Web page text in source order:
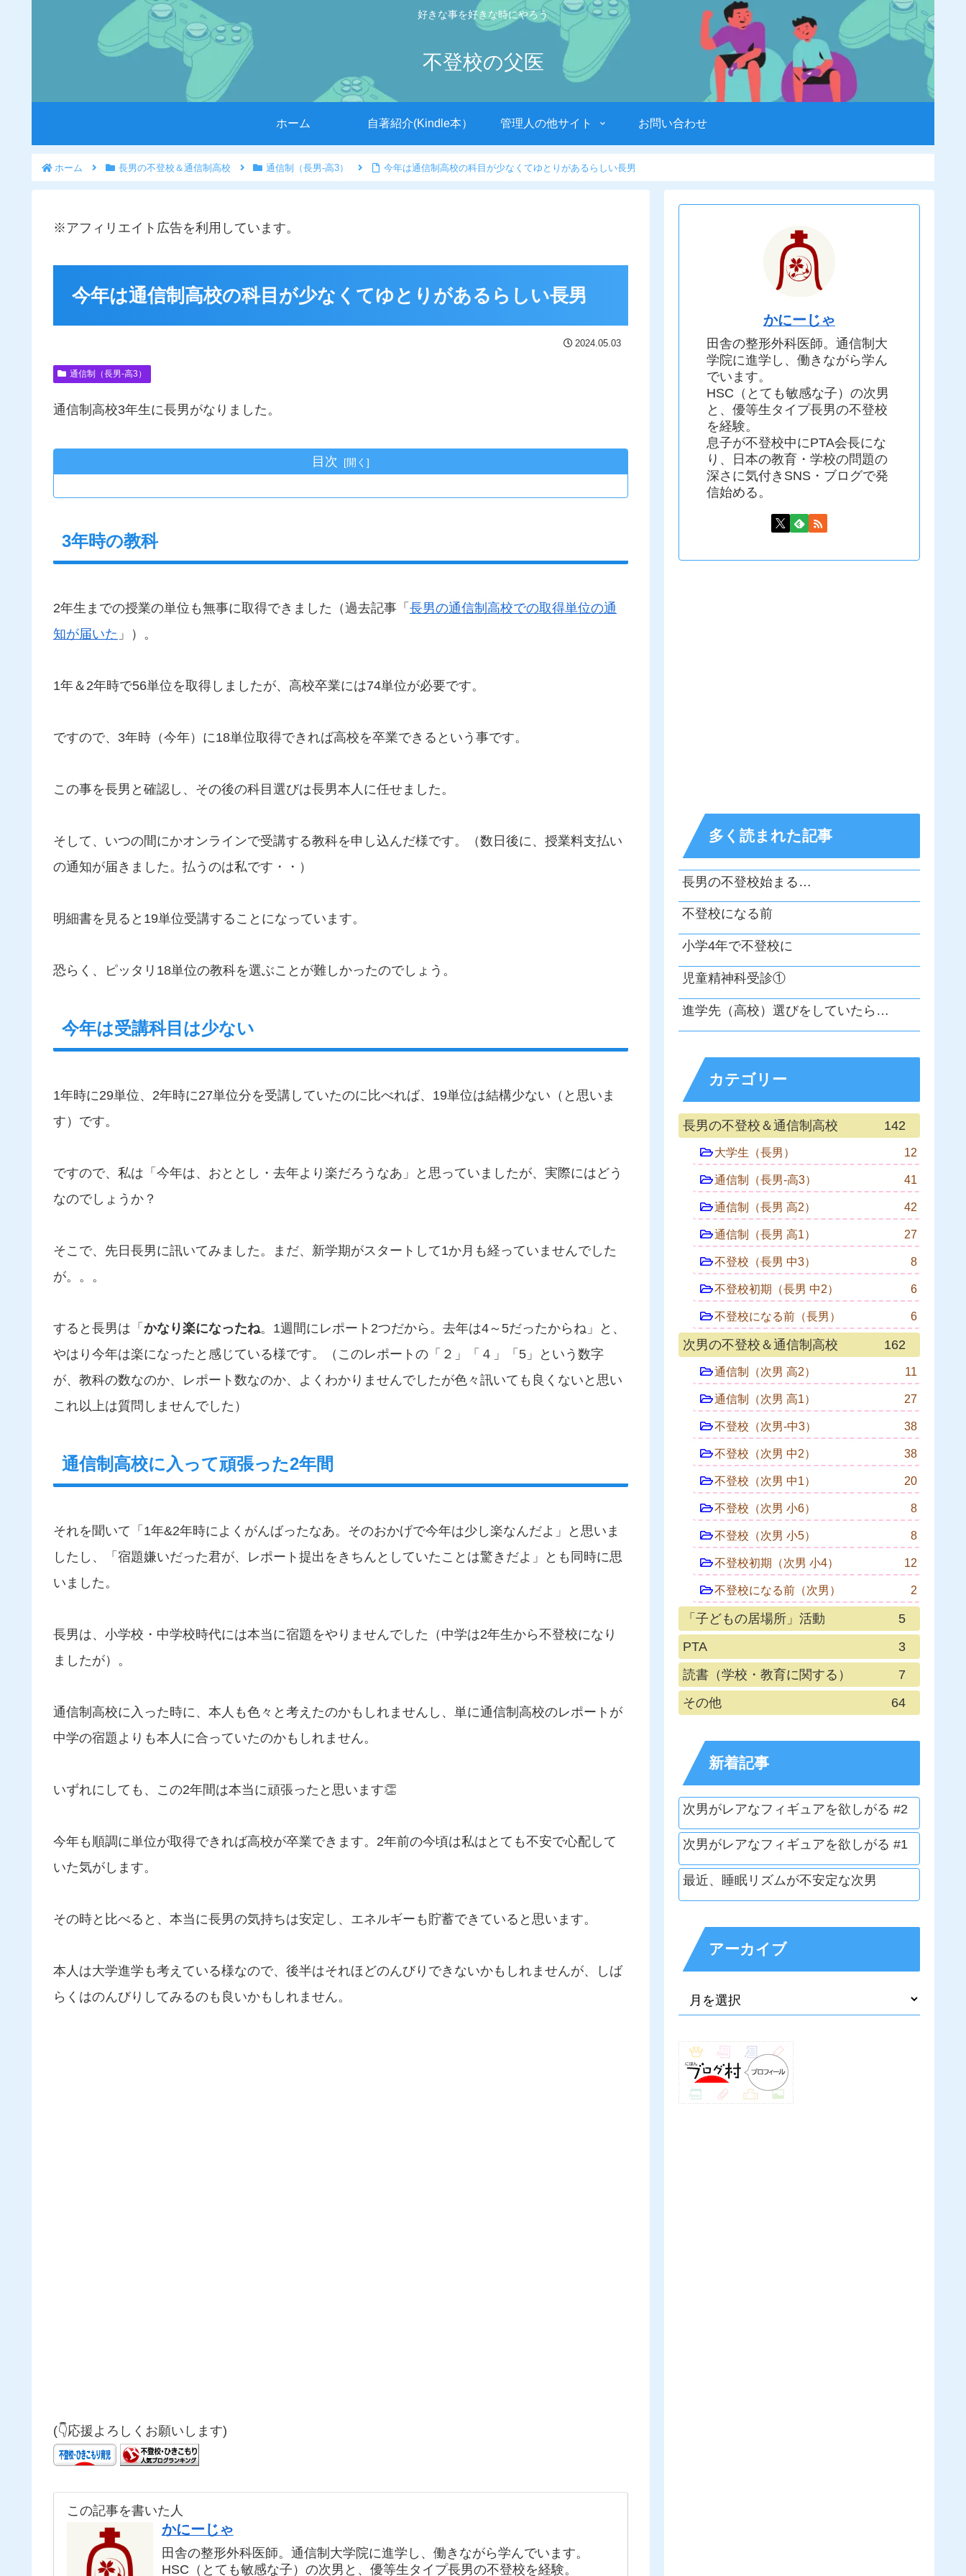
好きな事を好きな時にやろう
不登校の父医
ホーム 自著紹介(Kindle本） 管理人の他サイト お問い合わせ
ホーム 長男の不登校＆通信制高校 通信制（長男-高3） 今年は通信制高校の科目が少なくてゆとりがあるらしい長男
※アフィリエイト広告を利用しています。
今年は通信制高校の科目が少なくてゆとりがあるらしい長男
2024.05.03
通信制（長男-高3）
通信制高校3年生に長男がなりました。
目次
3年時の教科
2年生までの授業の単位も無事に取得できました（過去記事「 長男の通信制高校での取得単位の通
知が届いた 」）。
1年＆2年時で56単位を取得しましたが、高校卒業には74単位が必要です。
ですので、3年時（今年）に18単位取得できれば高校を卒業できるという事です。
この事を長男と確認し、その後の科目選びは長男本人に任せました。
そして、いつの間にかオンラインで受講する教科を申し込んだ様です。（数日後に、授業料支払い
の通知が届きました。払うのは私です・・）
明細書を見ると19単位受講することになっています。
恐らく、ピッタリ18単位の教科を選ぶことが難しかったのでしょう。
今年は受講科目は少ない
1年時に29単位、2年時に27単位分を受講していたのに比べれば、19単位は結構少ない（と思いま
す）です。
ですので、私は「今年は、おととし・去年より楽だろうなあ」と思っていましたが、実際にはどう
なのでしょうか？
そこで、先日長男に訊いてみました。まだ、新学期がスタートして1か月も経っていませんでした
が。。。
すると長男は「 かなり楽になったね。1週間にレポート2つだから。去年は4～5だったからね」と、
やはり今年は楽になったと感じている様です。（このレポートの「２」「４」「5」という数字
が、教科の数なのか、レポート数なのか、よくわかりませんでしたが色々訊いても良くないと思い
これ以上は質問しませんでした）
通信制高校に入って頑張った2年間
それを聞いて「1年&2年時によくがんばったなあ。そのおかげで今年は少し楽なんだよ」と思いま
したし、「宿題嫌いだった君が、レポート提出をきちんとしていたことは驚きだよ」とも同時に思
いました。
長男は、小学校・中学校時代には本当に宿題をやりませんでした（中学は2年生から不登校になり
ましたが）。
通信制高校に入った時に、本人も色々と考えたのかもしれませんし、単に通信制高校のレポートが
中学の宿題よりも本人に合っていたのかもしれません。
いずれにしても、この2年間は本当に頑張ったと思います👏
今年も順調に単位が取得できれば高校が卒業できます。2年前の今頃は私はとても不安で心配して
いた気がします。
その時と比べると、本当に長男の気持ちは安定し、エネルギーも貯蓄できていると思います。
本人は大学進学も考えている様なので、後半はそれほどのんびりできないかもしれませんが、しば
らくはのんびりしてみるのも良いかもしれません。
(👇応援よろしくお願いします)
この記事を書いた人
かにーじゃ
田舎の整形外科医師。通信制大学院に進学し、働きながら学んでいます。
HSC（とても敏感な子）の次男と、優等生タイプ長男の不登校を経験。
かにーじゃ
田舎の整形外科医師。通信制大
学院に進学し、働きながら学ん
でいます。
HSC（とても敏感な子）の次男
と、優等生タイプ長男の不登校
を経験。
息子が不登校中にPTA会長にな
り、日本の教育・学校の問題の
深さに気付きSNS・ブログで発
信始める。
多く読まれた記事
長男の不登校始まる…
不登校になる前
小学4年で不登校に
児童精神科受診①
進学先（高校）選びをしていたら…
カテゴリー
長男の不登校＆通信制高校 142
大学生（長男） 12
通信制（長男-高3） 41
通信制（長男 高2） 42
通信制（長男 高1） 27
不登校（長男 中3） 8
不登校初期（長男 中2） 6
不登校になる前（長男） 6
次男の不登校＆通信制高校 162
通信制（次男 高2） 11
通信制（次男 高1） 27
不登校（次男-中3） 38
不登校（次男 中2） 38
不登校（次男 中1） 20
不登校（次男 小6） 8
不登校（次男 小5） 8
不登校初期（次男 小4） 12
不登校になる前（次男） 2
「子どもの居場所」活動
5
PTA
3
読書（学校・教育に関する）
7
その他
64
新着記事
次男がレアなフィギュアを欲しがる #2
次男がレアなフィギュアを欲しがる #1
最近、睡眠リズムが不安定な次男
アーカイブ